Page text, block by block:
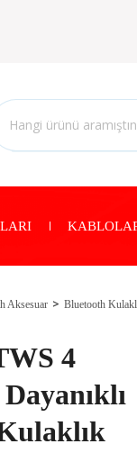
Aksesuar Bluetooth
4